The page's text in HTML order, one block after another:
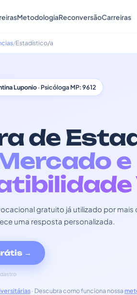
MetodologiaReconversãoCarreiras
Estadístico/a
Luponio· Psicóloga MP: 9612
de
e
gratuito já utilizado por
uma resposta personalizada.
→
· Descubra como funciona nossa